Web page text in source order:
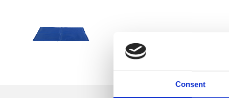
Consent